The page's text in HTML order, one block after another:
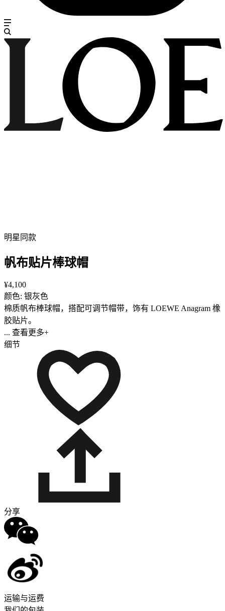
明星同款
帆布贴片棒球帽
¥4,100
颜色: 银灰色
棉质帆布棒球帽，搭配可调节帽带，饰有 LOEWE Anagram 橡
胶贴片。
... 查看更多+
细节
分享
运输与运费